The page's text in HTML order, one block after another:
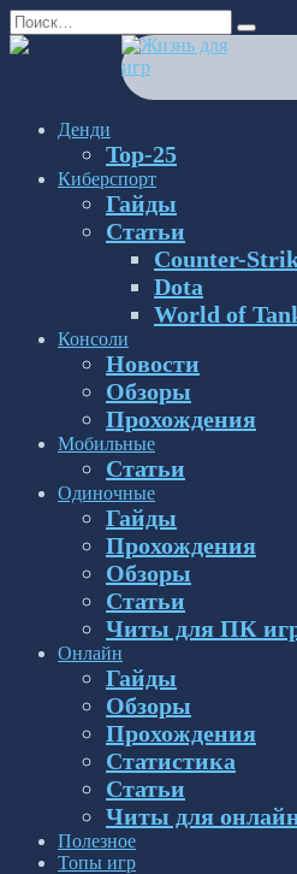
Перейти
к
Search
for:
Денди
Top-25
Киберспорт
Гайды
Статьи
Counter-
Dota
World of
Консоли
Новости
Обзоры
Прохождения
Мобильные
Статьи
Одиночные
Гайды
Прохождения
Обзоры
Статьи
Читы для ПК
Онлайн
Гайды
Обзоры
Прохождения
Статистика
Статьи
Читы для
Полезное
Топы игр